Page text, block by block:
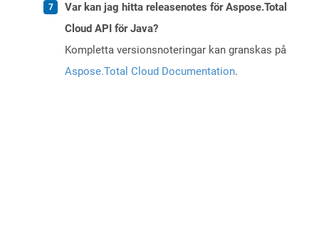
Var kan jag hitta releasenotes för Aspose.Total
Cloud API för Java?
Kompletta versionsnoteringar kan granskas på
Aspose.Total Cloud Documentation.